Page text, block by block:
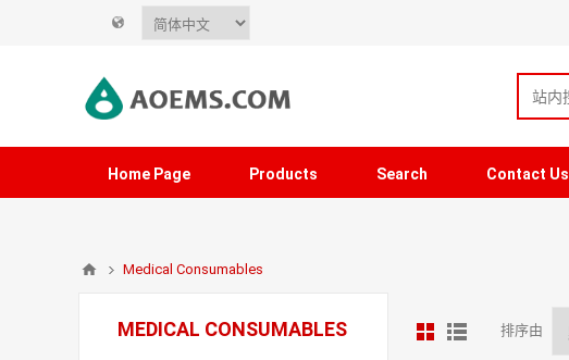
Home Page Products Search Contact Us
Medical Consumables
排序由
MEDICAL CONSUMABLES